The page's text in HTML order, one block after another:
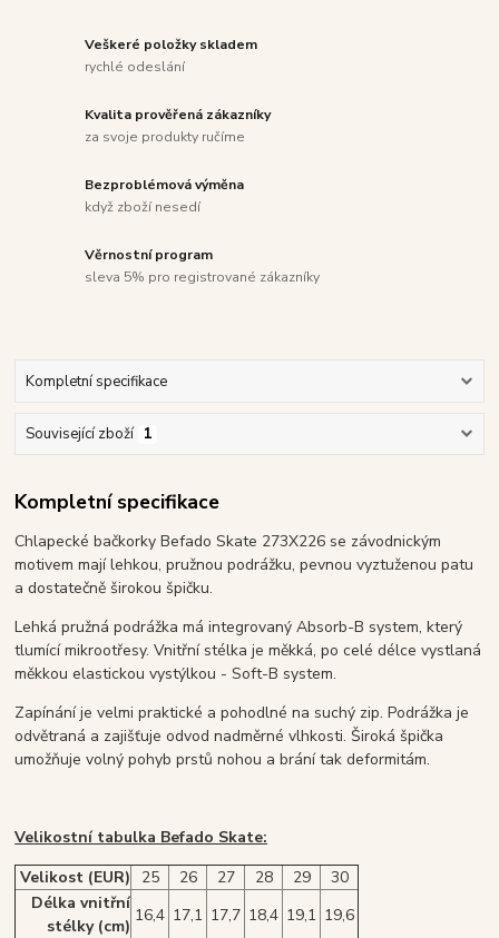
Veškeré položky skladem
rychlé odeslání
Kvalita prověřená zákazníky
za svoje produkty ručíme
Bezproblémová výměna
když zboží nesedí
Věrnostní program
sleva 5% pro registrované zákazníky
Kompletní specifikace
Související zboží 1
Kompletní specifikace
Chlapecké bačkorky Befado Skate 273X226 se závodnickým
motivem mají lehkou, pružnou podrážku, pevnou vyztuženou patu
a dostatečně širokou špičku.
Lehká pružná podrážka má integrovaný Absorb-B system, který
tlumící mikrootřesy. Vnitřní stélka je měkká, po celé délce vystlaná
měkkou elastickou vystýlkou - Soft-B system.
Zapínání je velmi praktické a pohodlné na suchý zip. Podrážka je
odvětraná a zajišťuje odvod nadměrné vlhkosti. Široká špička
umožňuje volný pohyb prstů nohou a brání tak deformitám.
Velikostní tabulka Befado Skate:
Velikost (EUR)
25 26 27 28 29
30
Délka vnitřní
stélky (cm)
16,4 17,1 17,7 18,4 19,1 19,6